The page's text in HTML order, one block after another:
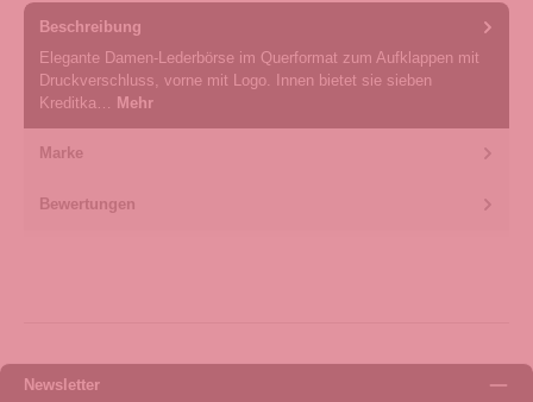
Beschreibung
Elegante Damen-Lederbörse im Querformat zum Aufklappen mit
Druckverschluss, vorne mit Logo. Innen bietet sie sieben
Kreditka…
Mehr
Marke
Bewertungen
Newsletter